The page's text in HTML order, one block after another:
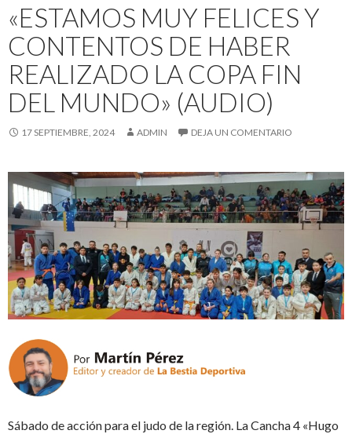
«ESTAMOS MUY FELICES Y
CONTENTOS DE HABER
REALIZADO LA COPA FIN
DEL MUNDO» (AUDIO)
17 SEPTIEMBRE, 2024 ADMIN DEJA UN COMENTARIO
Sábado de acción para el judo de la región. La Cancha 4 «Hugo